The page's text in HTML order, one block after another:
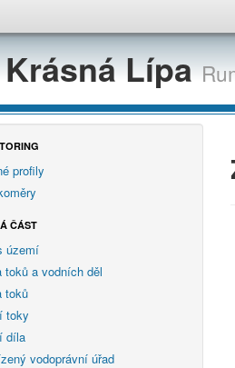
Lípa
profily
ČÁST
území
toků a vodních děl
toků
toky
díla
vodoprávní úřad